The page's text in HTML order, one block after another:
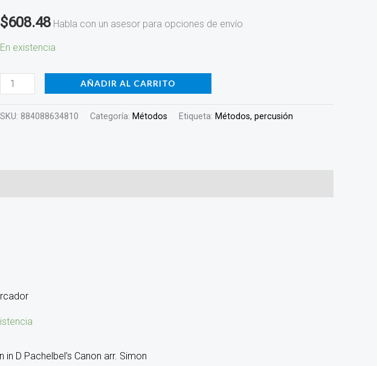
$608.48 Habla con un asesor para opciones de envío
En existencia
Tanaka
HL49018476
AÑADIR AL CARRITO
SKU: 884088634810 Categoría: Métodos Etiqueta: Métodos, percusión
in D Pachelbel’s Canon arr. Simon